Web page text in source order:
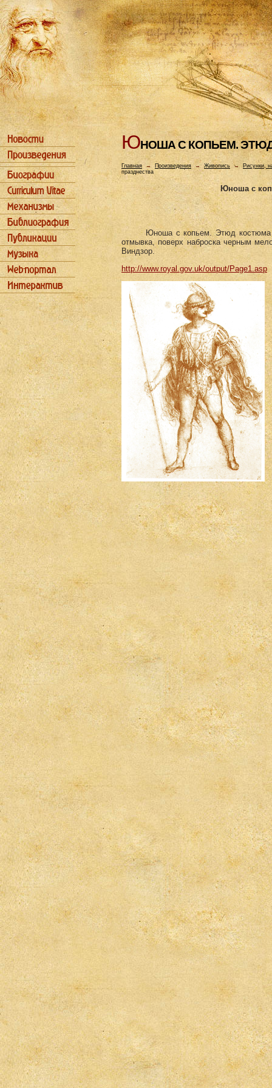
ЮHОША С КОПЬЕМ.
Главная→ Произведения → Живопись → Рисунки,
празднества
Юноша с
Юноша с копьем. Этюд костюма
отмывка, поверх наброска черным
Виндзор.
http://www.royal.gov.uk/output/Page1.asp